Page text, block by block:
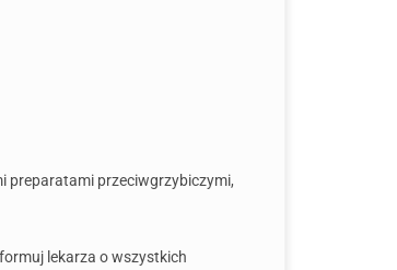
preparatami przeciwgrzybiczymi,
lekarza o wszystkich